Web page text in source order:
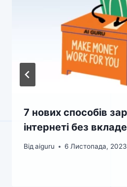
7 нових способів
інтернеті без
Від aiguru 6 Листопада, 2023